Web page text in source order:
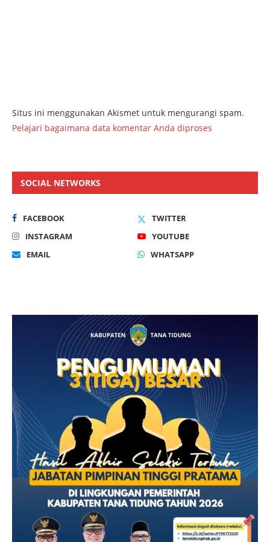
Situs ini menggunakan Akismet untuk mengurangi spam.
Pelajari bagaimana data komentar Anda diproses
SOCIAL NETWORKS
FACEBOOK
TWITTER
INSTAGRAM
YOUTUBE
EMAIL
WHATSAPP